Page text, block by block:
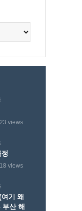
23 views
18 views
기 왜
부산 해